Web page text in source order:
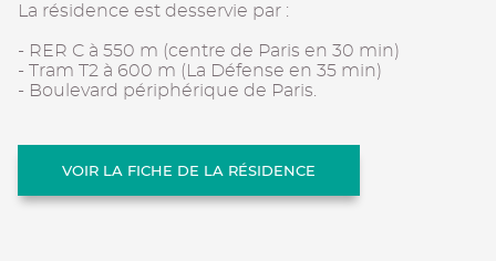
La résidence est desservie par :
- RER C à 550 m (centre de Paris en 30 min)
- Tram T2 à 600 m (La Défense en 35 min)
- Boulevard périphérique de Paris.
VOIR LA FICHE DE LA RÉSIDENCE